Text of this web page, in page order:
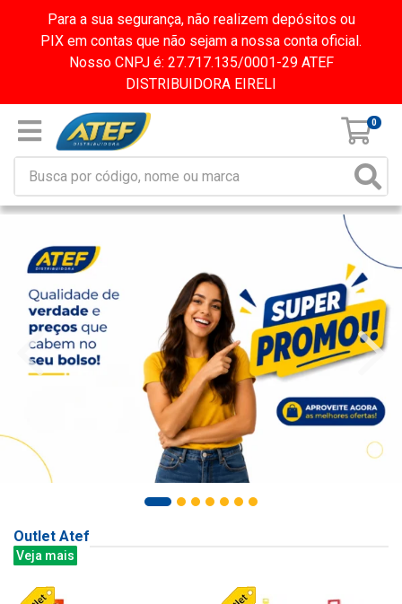
Para a sua segurança, não realizem depósitos ou
PIX em contas que não sejam a nossa conta oficial.
Nosso CNPJ é: 27.717.135/0001-29 ATEF
DISTRIBUIDORA EIRELI
0
Outlet Atef
Veja mais